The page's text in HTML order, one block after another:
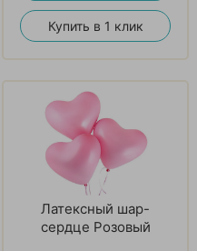
Купить в 1 клик
Латексный шар-
сердце Розовый